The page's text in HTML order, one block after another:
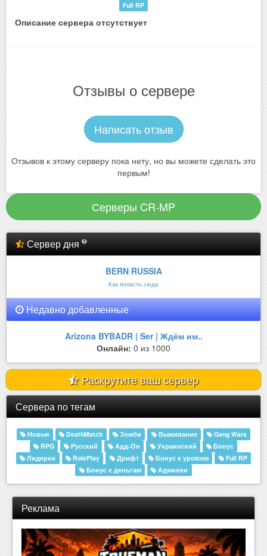
Full RP
Описание сервера отсутствует
Отзывы о сервере
Написать отзыв
Отзывов к этому серверу пока нету, но вы можете сделать это
первым!
Серверы CR-MP
Сервер дня
BERN RUSSIA
Как попасть сюда
Недавно добавленные
Arizona BYBADR | Ser | Ждём им..
Онлайн: 0 из 1000
Раскрутите ваш сервер
Сервера по тегам
Новые DeathMatch Зомби Выживание
Gang Wars
RPG
Русский Адд-Он Украинский
Бонус
Лидерки
RolePlay Дрифт Бонус к уровню
Full RP
Бонус к деньгам
Админки
Реклама